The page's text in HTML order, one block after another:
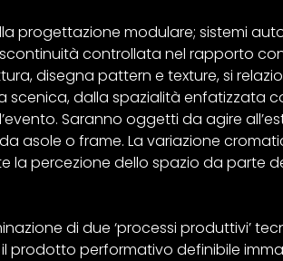
progettazione modulare; sistemi
controllata nel rapporto
disegna pattern e texture, si
dalla spazialità enfatizzata
Saranno oggetti da agire
asole o frame. La variazione
la percezione dello spazio da parte
di due ‘processi produttivi’
prodotto performativo definibile